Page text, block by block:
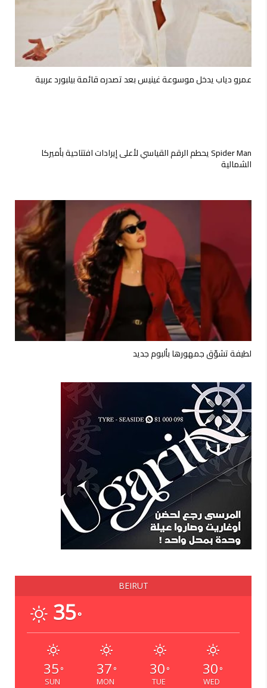
عمرو دياب يدخل موسوعة غينيس بعد تصدره قائمة بيلبورد عربية
Spider Man يحطم الرقم القياسي لأعلى إيرادات افتتاحية بأميركا
الشمالية
لطيفة تشوّق جمهورها بألبوم جديد
BEIRUT
35°
35 °
SUN
37 °
MON
30 °
TUE
30 °
WED